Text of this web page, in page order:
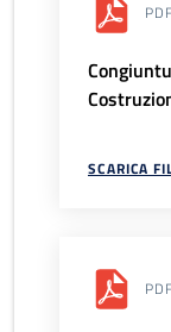
PDF
SCARICA
PDF